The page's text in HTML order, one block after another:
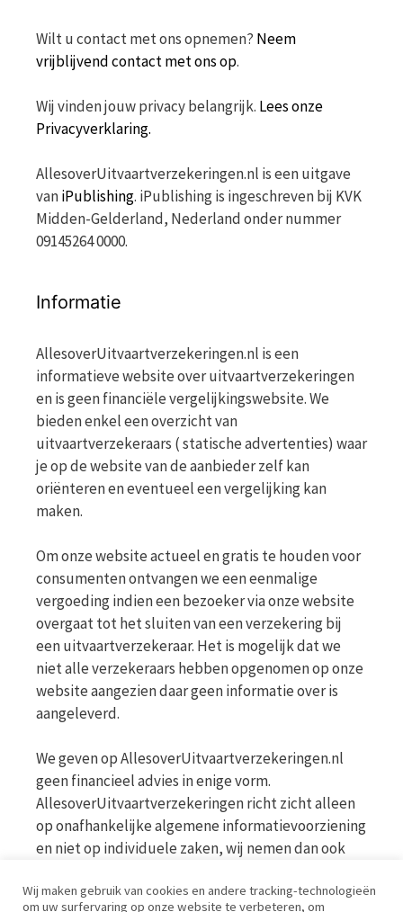
Wilt u contact met ons opnemen? Neem
vrijblijvend contact met ons op.
Wij vinden jouw privacy belangrijk. Lees onze
Privacyverklaring.
AllesoverUitvaartverzekeringen.nl is een uitgave
vaniPublishing. iPublishing is ingeschreven bij KVK
Midden-Gelderland, Nederland onder nummer
09145264 0000.
Informatie
AllesoverUitvaartverzekeringen.nl is een
informatieve website over uitvaartverzekeringen
en is geen financiële vergelijkingswebsite. We
bieden enkel een overzicht van
uitvaartverzekeraars ( statische advertenties) waar
je op de website van de aanbieder zelf kan
oriënteren en eventueel een vergelijking kan
maken.
Om onze website actueel en gratis te houden voor
consumenten ontvangen we een eenmalige
vergoeding indien een bezoeker via onze website
overgaat tot het sluiten van een verzekering bij
een uitvaartverzekeraar. Het is mogelijk dat we
niet alle verzekeraars hebben opgenomen op onze
website aangezien daar geen informatie over is
aangeleverd.
We geven op AllesoverUitvaartverzekeringen.nl
geen financieel advies in enige vorm.
AllesoverUitvaartverzekeringen richt zicht alleen
op onafhankelijke algemene informatievoorziening
en niet op individuele zaken, wij nemen dan ook
voor meer informatie op de website van de AFM
Wij maken gebruik van cookies en andere tracking-technologieën
om uw surfervaring op onze website te verbeteren, om